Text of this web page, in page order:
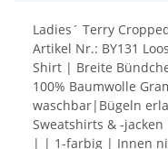
Ladies´ Terry
Artikel Nr.: BY131
Shirt | Breite
100% Baumwolle
waschbar|Bügeln
Sweatshirts & -
| | 1-farbig | Innen